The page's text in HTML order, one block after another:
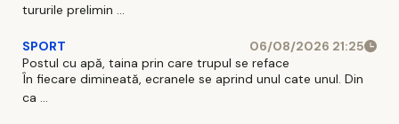
tururile prelimin ...
SPORT
06/08/2026 21:25
Postul cu apă, taina prin care trupul se reface
În fiecare dimineată, ecranele se aprind unul cate unul. Din
ca ...